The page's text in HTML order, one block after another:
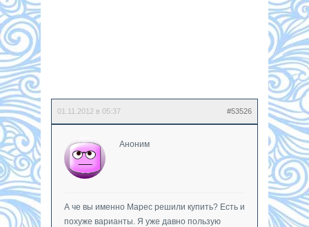
01.11.2012 в 05:37 #53526
Аноним
А че вы именно Марес решили купить? Есть и
похуже варианты. Я уже давно пользую